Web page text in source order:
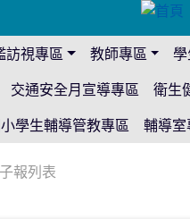
訪視專區 教師專區 學
交通安全月宣導專區 衛生
學生輔導管教專區 輔導室
報列表